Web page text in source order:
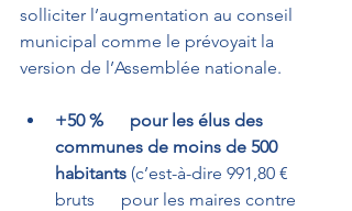
solliciter l’augmentation au conseil
municipal comme le prévoyait la
version de l’Assemblée nationale.
+50 %      pour les élus des
communes de moins de 500
habitants (c’est-à-dire 991,80 €
bruts      pour les maires contre